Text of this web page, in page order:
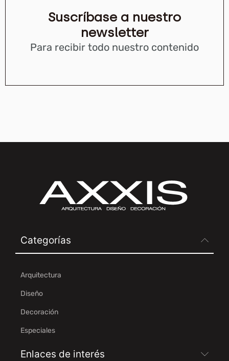
Suscríbase a nuestro
newsletter
Para recibir todo nuestro contenido
Categorías
Arquitectura
Diseño
Decoración
Especiales
Enlaces de interés